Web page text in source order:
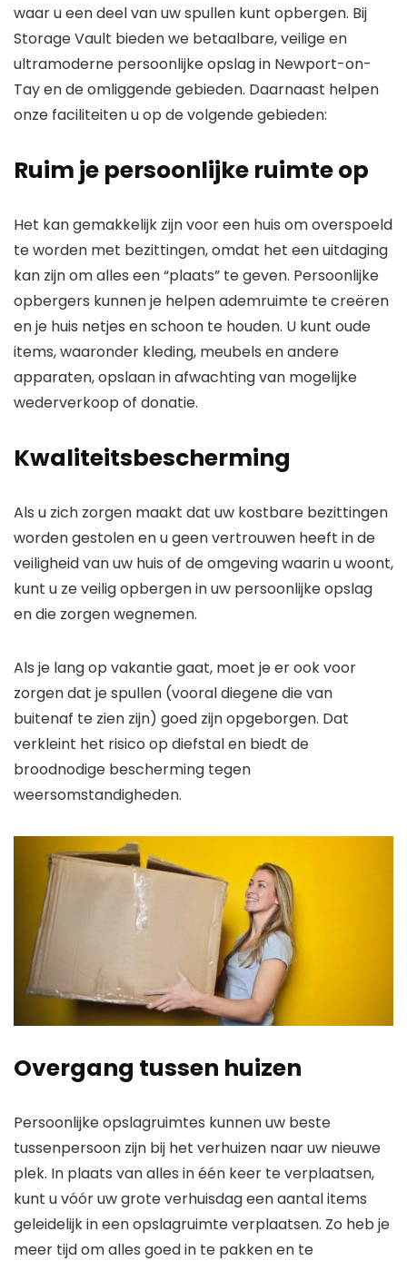
waar u een deel van uw spullen kunt opbergen. Bij
Storage Vault bieden we betaalbare, veilige en
ultramoderne persoonlijke opslag in Newport-on-
Tay en de omliggende gebieden. Daarnaast helpen
onze faciliteiten u op de volgende gebieden:
Ruim je persoonlijke ruimte op
Het kan gemakkelijk zijn voor een huis om overspoeld
te worden met bezittingen, omdat het een uitdaging
kan zijn om alles een “plaats” te geven. Persoonlijke
opbergers kunnen je helpen ademruimte te creëren
en je huis netjes en schoon te houden. U kunt oude
items, waaronder kleding, meubels en andere
apparaten, opslaan in afwachting van mogelijke
wederverkoop of donatie.
Kwaliteitsbescherming
Als u zich zorgen maakt dat uw kostbare bezittingen
worden gestolen en u geen vertrouwen heeft in de
veiligheid van uw huis of de omgeving waarin u woont,
kunt u ze veilig opbergen in uw persoonlijke opslag
en die zorgen wegnemen.
Als je lang op vakantie gaat, moet je er ook voor
zorgen dat je spullen (vooral diegene die van
buitenaf te zien zijn) goed zijn opgeborgen. Dat
verkleint het risico op diefstal en biedt de
broodnodige bescherming tegen
weersomstandigheden.
Overgang tussen huizen
Persoonlijke opslagruimtes kunnen uw beste
tussenpersoon zijn bij het verhuizen naar uw nieuwe
plek. In plaats van alles in één keer te verplaatsen,
kunt u vóór uw grote verhuisdag een aantal items
geleidelijk in een opslagruimte verplaatsen. Zo heb je
meer tijd om alles goed in te pakken en te